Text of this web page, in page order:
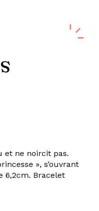
et ne noircit pas.
», s’ouvrant
6,2cm. Bracelet